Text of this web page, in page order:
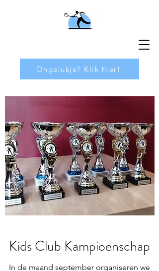
Ongelukje? Klik hier!
Kids Club Kampioenschap
In de maand september organiseren we